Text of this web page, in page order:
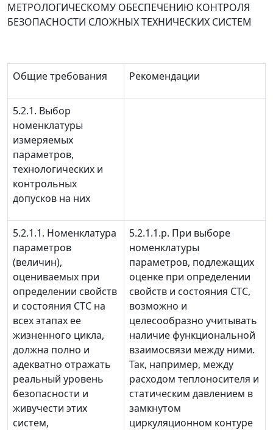
МЕТРОЛОГИЧЕСКОМУ ОБЕСПЕЧЕНИЮ КОНТРОЛЯ
БЕЗОПАСНОСТИ СЛОЖНЫХ ТЕХНИЧЕСКИХ СИСТЕМ
Общие требования Рекомендации
5.2.1. Выбор
номенклатуры
измеряемых
параметров,
технологических и
контрольных
допусков на них
5.2.1.1. Номенклатура
параметров
(величин),
оцениваемых при
определении свойств
и состояния СТС на
всех этапах ее
жизненного цикла,
должна полно и
адекватно отражать
реальный уровень
безопасности и
живучести этих
систем,
5.2.1.1.р. При выборе
номенклатуры
параметров, подлежащих
оценке при определении
свойств и состояния СТС,
возможно и
целесообразно учитывать
наличие функциональной
взаимосвязи между ними.
Так, например, между
расходом теплоносителя и
статическим давлением в
замкнутом
циркуляционном контуре